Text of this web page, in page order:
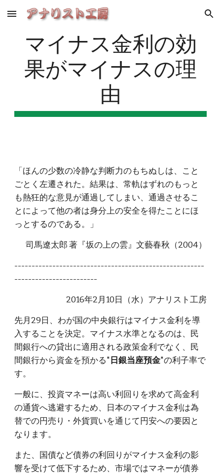
Skip to main content Skip to navigation
マイナス金利の効
果がマイナスの理
由
「ほんの少数の冷静な判断力のもちぬしは、こと
ごとく左遷された。結果は、常軌はずれのもっと
も熱狂的な意見が通過してしまい、通過させるこ
とによって他の者は身分上の安全を得たことにほ
っとするのである。」
司馬遼太郎 著『坂の上の雲』文藝春秋（2004）
-------------------------------------------------------
------------------------
2016年2月10日（水）アナリスト工房
先月29日、わが国の中央銀行はマイナス金利を導
入することを決定。マイナス水準となるのは、民
間銀行への貸出に適用される政策金利でなく、民
間銀行から資金を預かる" 日銀当座預金"の利子率で
す。
一般に、投資マネーは高い利回りを求めて高金利
の通貨へ逃避するため、日本のマイナス金利は為
替での円売り・外貨買いを通じて円安への要因と
なります。
また、国債など債券の利回りがマイナス金利の影
響を受けて低下するため、市場ではマネーが債券